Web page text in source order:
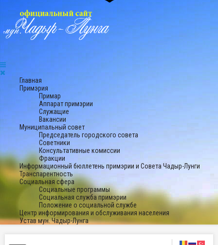
Главная
Примэрия
Примар
Аппарат примэрии
Служащие
Вакансии
Муниципальный совет
Председатель городского совета
Советники
Консультативные комиссии
Фракции
Информационный бюллетень примэрии и Совета Чадыр-Лунги
Транспарентность
Социальная сфера
Социальные программы
Социальная служба примэрии
Положение о социальной службе
Центр информирования и обслуживания населения
Устав мун. Чадыр-Лунга